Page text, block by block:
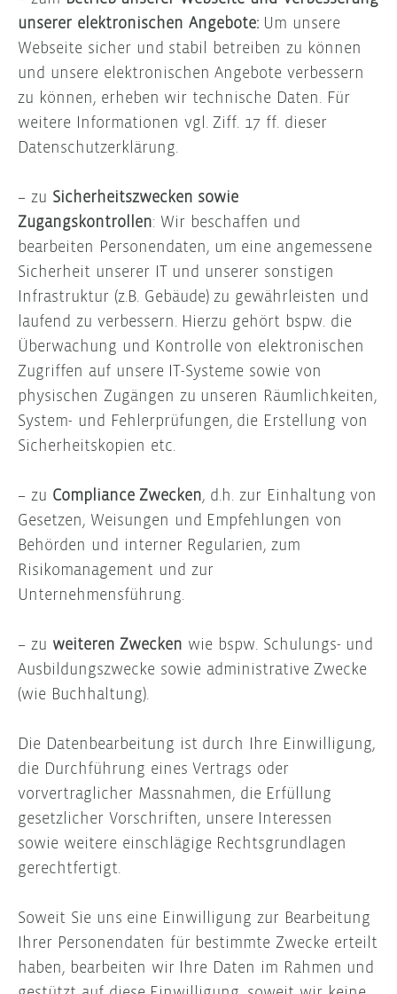
unserer elektronischen Angebote:Um unsere
Webseite sicher und stabil betreiben zu können
und unsere elektronischen Angebote verbessern
zu können, erheben wir technische Daten. Für
weitere Informationen vgl. Ziff. 17 ff. dieser
Datenschutzerklärung.
– zu Sicherheitszwecken sowie
Zugangskontrollen: Wir beschaffen und
bearbeiten Personendaten, um eine angemessene
Sicherheit unserer IT und unserer sonstigen
Infrastruktur (z.B. Gebäude) zu gewährleisten und
laufend zu verbessern. Hierzu gehört bspw. die
Überwachung und Kontrolle von elektronischen
Zugriffen auf unsere IT-Systeme sowie von
physischen Zugängen zu unseren Räumlichkeiten,
System- und Fehlerprüfungen, die Erstellung von
Sicherheitskopien etc.
– zu Compliance Zwecken, d.h. zur Einhaltung von
Gesetzen, Weisungen und Empfehlungen von
Behörden und interner Regularien, zum
Risikomanagement und zur
Unternehmensführung.
– zu weiteren Zwecken wie bspw. Schulungs- und
Ausbildungszwecke sowie administrative Zwecke
(wie Buchhaltung).
Die Datenbearbeitung ist durch Ihre Einwilligung,
die Durchführung eines Vertrags oder
vorvertraglicher Massnahmen, die Erfüllung
gesetzlicher Vorschriften, unsere Interessen
sowie weitere einschlägige Rechtsgrundlagen
gerechtfertigt.
Soweit Sie uns eine Einwilligung zur Bearbeitung
Ihrer Personendaten für bestimmte Zwecke erteilt
haben, bearbeiten wir Ihre Daten im Rahmen und